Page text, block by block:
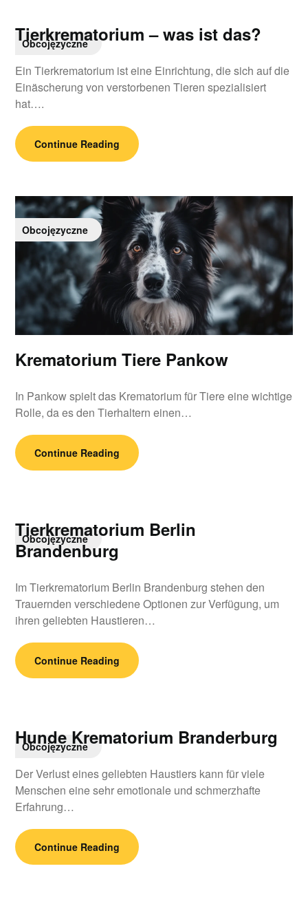
Obcojęzyczne
Tierkrematorium – was ist das?
Ein Tierkrematorium ist eine Einrichtung, die sich auf die
Einäscherung von verstorbenen Tieren spezialisiert
hat….
Continue Reading
Obcojęzyczne
Krematorium Tiere Pankow
In Pankow spielt das Krematorium für Tiere eine wichtige
Rolle, da es den Tierhaltern einen…
Continue Reading
Obcojęzyczne
Tierkrematorium Berlin
Brandenburg
Im Tierkrematorium Berlin Brandenburg stehen den
Trauernden verschiedene Optionen zur Verfügung, um
ihren geliebten Haustieren…
Continue Reading
Obcojęzyczne
Hunde Krematorium Branderburg
Der Verlust eines geliebten Haustiers kann für viele
Menschen eine sehr emotionale und schmerzhafte
Erfahrung…
Continue Reading